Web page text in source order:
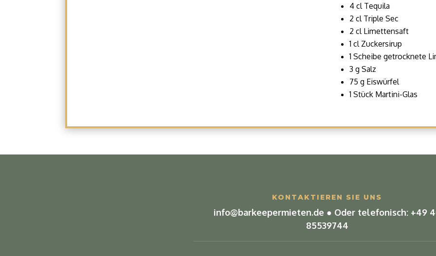
4 cl Tequila
2 cl Triple Sec
2 cl Limettensaft
1 cl Zuckersirup
1 Scheibe getrocknete
3 g Salz
75 g Eiswürfel
1 Stück Martini-Glas
KONTAKTIEREN SIE UNS
info@barkeepermieten.de ● Oder telefonisch: +49
85539744